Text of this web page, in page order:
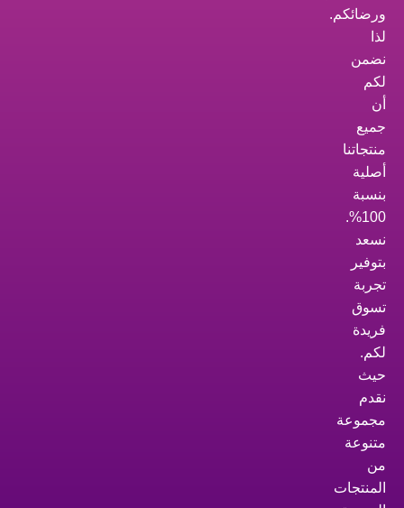
ورضائكم.
لذا
نضمن
لكم
أن
جميع
منتجاتنا
أصلية
بنسبة
100%.
نسعد
بتوفير
تجربة
تسوق
فريدة
لكم.
حيث
نقدم
مجموعة
متنوعة
من
المنتجات